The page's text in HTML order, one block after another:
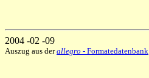
2004 -02 -09
Auszug aus derallegro - Formatedatenbank